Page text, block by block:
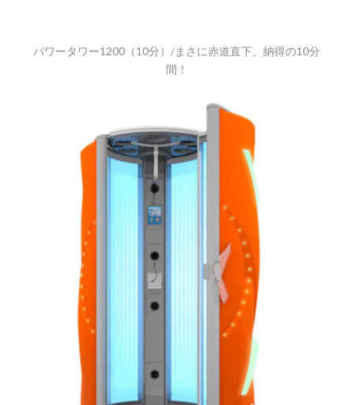
パワータワー1200（10分）/まさに赤道直下、納得の10分
間！